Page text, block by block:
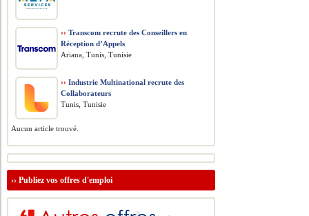
›› Transcom recrute des Conseillers en
Réception d’Appels
Ariana, Tunis, Tunisie
›› Industrie Multinational recrute des
Collaborateurs
Tunis, Tunisie
Aucun article trouvé.
››Publiez vos offres d'emploi